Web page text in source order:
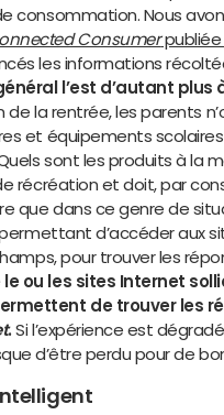
consommation. Nous
Consumerpubliée
les informations
l’est d’autant plus
de la rentrée, les parents
et équipements
sont les produits à la
récréation et doit, par
que dans ce genre de
permettant d’accéder aux
pour trouver les
ou les sites Internet
de trouver les
.Si l’expérience est
d’être perdu pour de